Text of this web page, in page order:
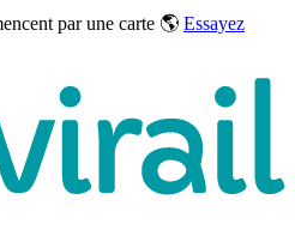
par une carte 🌎 Essayez